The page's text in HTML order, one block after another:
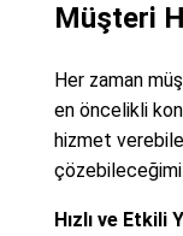
Müşteri
Her zaman
en öncelikli
hizmet
Hızlı ve Etkili